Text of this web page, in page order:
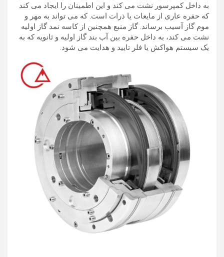
به داخل کمپرسور نشت می کند و این اطمینان را ایجاد می کند
که حفره عاری از مایعات یا ذرات است. که می تواند به مهر و
موم گاز آسیب برساند. گاز منبع همچنین از کاسه نمد گاز اولیه
نشت می کند، به داخل حفره بین آب بند گاز اولیه و ثانویه که به
یک سیستم هواکش یا فلر تایید و هدایت می شود.